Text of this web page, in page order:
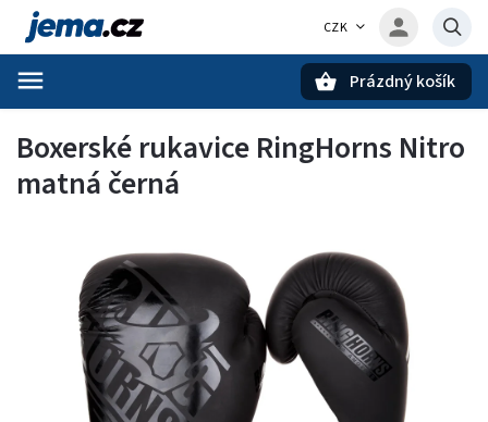
CZK
Prázdný košík
Boxerské rukavice RingHorns Nitro
matná černá